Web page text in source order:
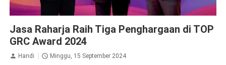
Jasa Raharja Raih Tiga Penghargaan di TOP
GRC Award 2024
Handi Minggu, 15 September 2024